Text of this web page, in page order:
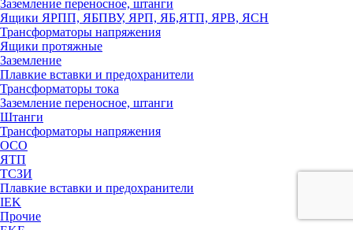
Заземление переносное, штанги
Ящики ЯРПП, ЯБПВУ, ЯРП, ЯБ,ЯТП, ЯРВ, ЯСН
Трансформаторы напряжения
Ящики протяжные
Заземление
Плавкие вставки и предохранители
Трансформаторы тока
Заземление переносное, штанги
Штанги
Трансформаторы напряжения
ОСО
ЯТП
ТСЗИ
Плавкие вставки и предохранители
IEK
Прочие